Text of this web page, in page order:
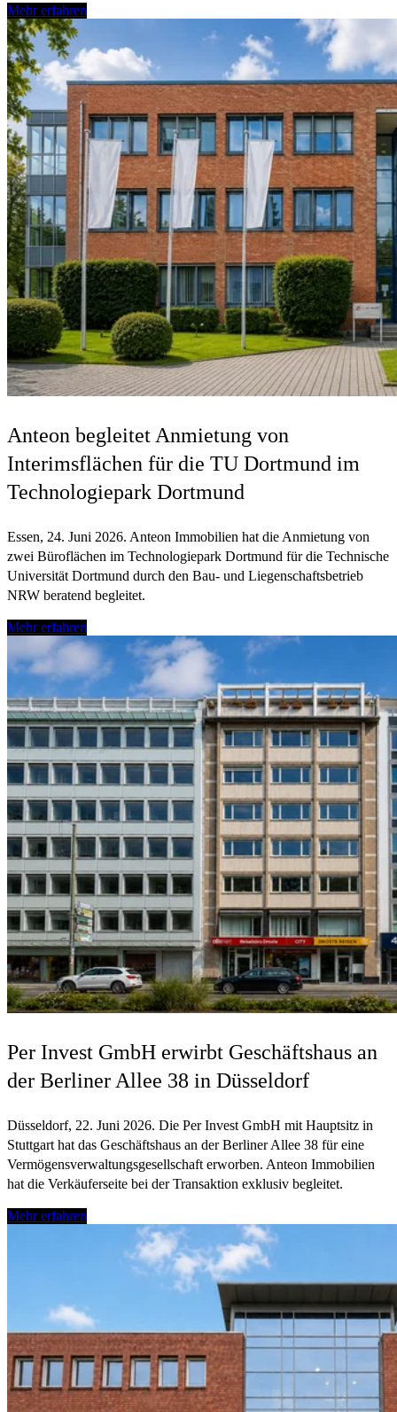
Mehr erfahren
Anteon begleitet Anmietung von
Interimsflächen für die TU Dortmund im
Technologiepark Dortmund
Essen, 24. Juni 2026. Anteon Immobilien hat die Anmietung von
zwei Büroflächen im Technologiepark Dortmund für die Technische
Universität Dortmund durch den Bau- und Liegenschaftsbetrieb
NRW beratend begleitet.
Mehr erfahren
Per Invest GmbH erwirbt Geschäftshaus an
der Berliner Allee 38 in Düsseldorf
Düsseldorf, 22. Juni 2026. Die Per Invest GmbH mit Hauptsitz in
Stuttgart hat das Geschäftshaus an der Berliner Allee 38 für eine
Vermögensverwaltungsgesellschaft erworben. Anteon Immobilien
hat die Verkäuferseite bei der Transaktion exklusiv begleitet.
Mehr erfahren